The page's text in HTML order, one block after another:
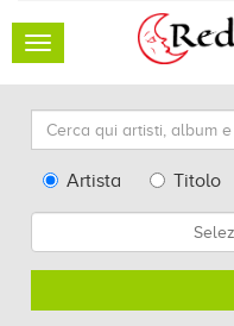
Toggle
Cerca
qui
artisti,
altro...
TypeArtista Titolo